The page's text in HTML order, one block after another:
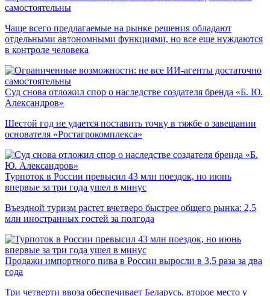
самостоятельны
Чаще всего предлагаемые на рынке решения обладают
отдельными автономными функциями, но все еще нуждаются
в контроле человека
Суд снова отложил спор о наследстве создателя бренда «Б. Ю.
Александров»
Шестой год не удается поставить точку в тяжбе о завещании
основателя «Ростагрокомплекса»
Турпоток в России превысил 43 млн поездок, но июнь
впервые за три года ушел в минус
Въездной туризм растет вчетверо быстрее общего рынка: 2,5
млн иностранных гостей за полгода
Продажи импортного пива в России выросли в 3,5 раза за два
года
Три четверти ввоза обеспечивает Беларусь, второе место у